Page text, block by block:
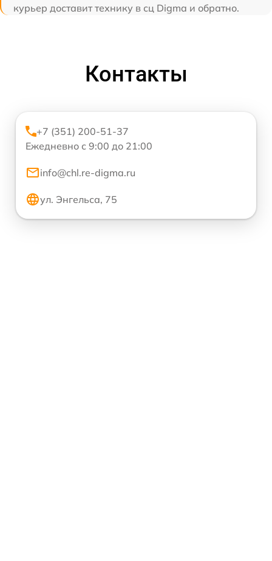
курьер доставит технику в сц Digma и обратно.
Контакты
+7 (351) 200-51-37
Ежедневно с 9:00 до 21:00
info@chl.re-digma.ru
ул. Энгельса, 75